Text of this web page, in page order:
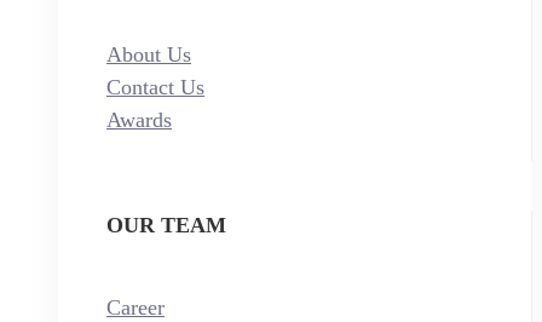
About Us
Contact Us
Awards
OUR TEAM
Career